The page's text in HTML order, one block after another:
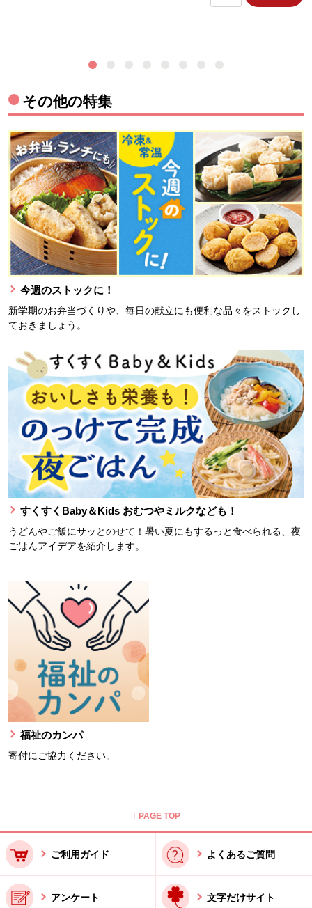
その他の特集
今週のストックに！
新学期のお弁当づくりや、毎日の献立にも便利な品々をストックし
ておきましょう。
すくすくBaby＆Kids おむつやミルクなども！
うどんやご飯にサッとのせて！暑い夏にもするっと食べられる、夜
ごはんアイデアを紹介します。
福祉のカンパ
寄付にご協力ください。
↑ PAGE TOP
ご利用ガイド よくあるご質問
アンケート 文字だけサイト